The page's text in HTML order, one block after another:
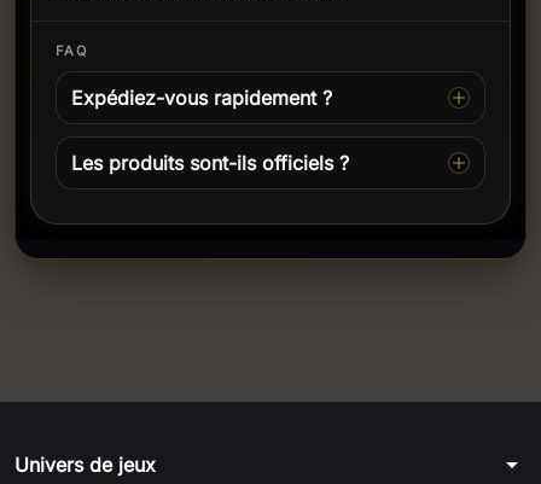
FAQ
Expédiez-vous rapidement ?
Les produits sont-ils officiels ?
Univers de jeux arrow_drop_down